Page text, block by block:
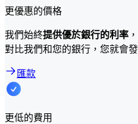
更優惠的價格
我們始終提供優於銀行的利率
對比我們和您的銀行，您就會
匯款
更低的費用